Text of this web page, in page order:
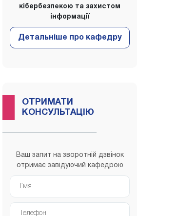
кібербезпекою та захистом
інформації
ОТРИМАТИ
КОНСУЛЬТАЦІЮ
Ваш запит на зворотній дзвінок
отримає завідуючий кафедрою